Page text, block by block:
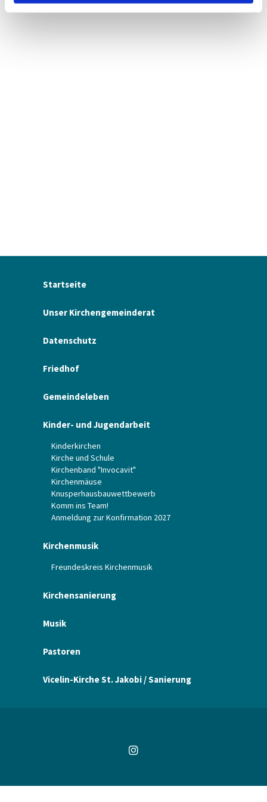
Startseite
Unser Kirchengemeinderat
Datenschutz
Friedhof
Gemeindeleben
Kinder- und Jugendarbeit
Kinderkirchen
Kirche und Schule
Kirchenband "Invocavit"
Kirchenmäuse
Knusperhausbauwettbewerb
Komm ins Team!
Anmeldung zur Konfirmation 2027
Kirchenmusik
Freundeskreis Kirchenmusik
Kirchensanierung
Musik
Pastoren
Vicelin-Kirche St. Jakobi / Sanierung